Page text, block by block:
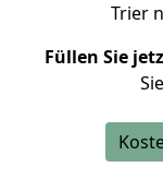
Trier
Füllen Sie